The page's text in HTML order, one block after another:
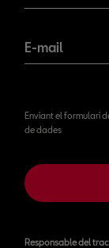
E-mail
Enviant el formulari
de dades
Responsable del